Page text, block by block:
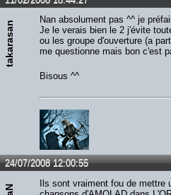
takarasan
Nan absolument pas ^^ je
Je le verais bien le 2 j'évite
ou les groupe d'ouverture (a
me questionne mais bon c'est
Bisous ^^
24/07/2008 12:00:55
Ils sont vraiment fou de